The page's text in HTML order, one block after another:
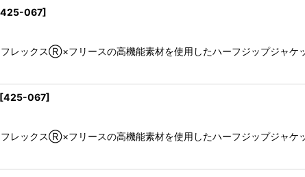
425-067]
レックスⓇ×フリースの高機能素材を使用したハーフジップジャケ
[425-067]
レックスⓇ×フリースの高機能素材を使用したハーフジップジャケ